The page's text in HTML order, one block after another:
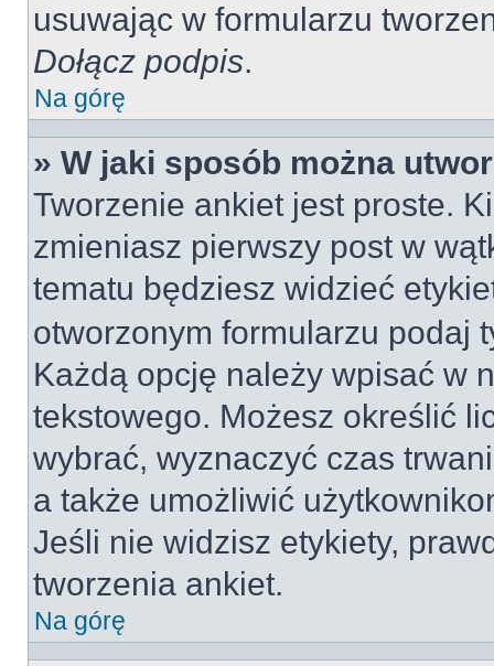
usuwając w formularzu
Dołącz podpis.
Na górę
» W jaki sposób można
Tworzenie ankiet jest proste.
zmieniasz pierwszy post w
tematu będziesz widzieć
otworzonym formularzu podaj
Każdą opcję należy wpisać w
tekstowego. Możesz określić
wybrać, wyznaczyć czas
a także umożliwić
Jeśli nie widzisz etykiety,
tworzenia ankiet.
Na górę